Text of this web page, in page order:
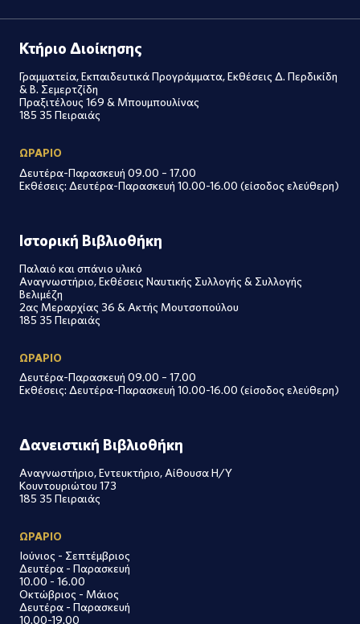
Κτήριο Διοίκησης
Γραμματεία, Εκπαιδευτικά Προγράμματα, Εκθέσεις Δ. Περδικίδη
& Β. Σεμερτζίδη
Πραξιτέλους 169 & Μπουμπουλίνας
185 35 Πειραιάς
ΩΡΑΡΙΟ
Δευτέρα-Παρασκευή 09.00 – 17.00
Εκθέσεις: Δευτέρα-Παρασκευή 10.00-16.00 (είσοδος ελεύθερη)
Ιστορική Βιβλιοθήκη
Παλαιό και σπάνιο υλικό
Αναγνωστήριο, Εκθέσεις Ναυτικής Συλλογής & Συλλογής
Βελιμέζη
2ας Μεραρχίας 36 & Ακτής Μουτσοπούλου
185 35 Πειραιάς
ΩΡΑΡΙΟ
Δευτέρα-Παρασκευή 09.00 – 17.00
Εκθέσεις: Δευτέρα-Παρασκευή 10.00-16.00 (είσοδος ελεύθερη)
Δανειστική Βιβλιοθήκη
Αναγνωστήριο, Εντευκτήριο, Αίθουσα Η/Υ
Κουντουριώτου 173
185 35 Πειραιάς
ΩΡΑΡΙΟ
Ιούνιος - Σεπτέμβριος
Δευτέρα - Παρασκευή
10.00 - 16.00
Οκτώβριος - Μάιος
Δευτέρα - Παρασκευή
10.00-19.00